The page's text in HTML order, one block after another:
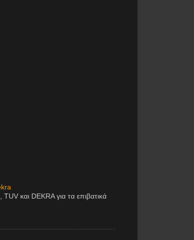
και DEKRA για τα επιβατικά